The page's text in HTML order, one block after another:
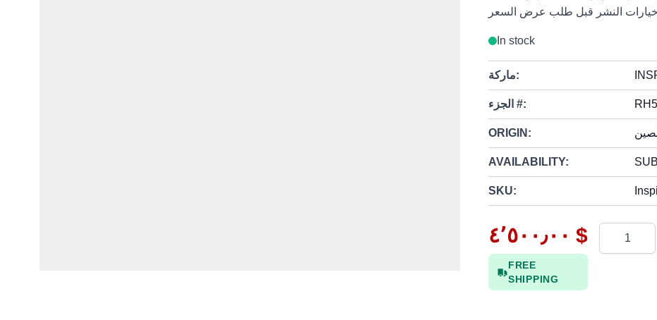
In stock
ماركة:
الجزء #:
ORIGIN:
AVAILABILITY:
SKU:
٤٬٥٠٠٫٠٠ $
FREE
SHIPPING